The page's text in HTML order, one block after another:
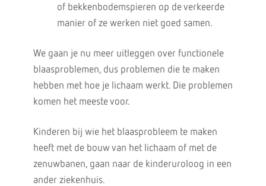
of bekkenbodemspieren op de verkeerde
manier of ze werken niet goed samen.
We gaan je nu meer uitleggen over functionele
blaasproblemen, dus problemen die te maken
hebben met hoe je lichaam werkt. Die problemen
komen het meeste voor.
Kinderen bij wie het blaasprobleem te maken
heeft met de bouw van het lichaam of met de
zenuwbanen, gaan naar de kinderuroloog in een
ander ziekenhuis.